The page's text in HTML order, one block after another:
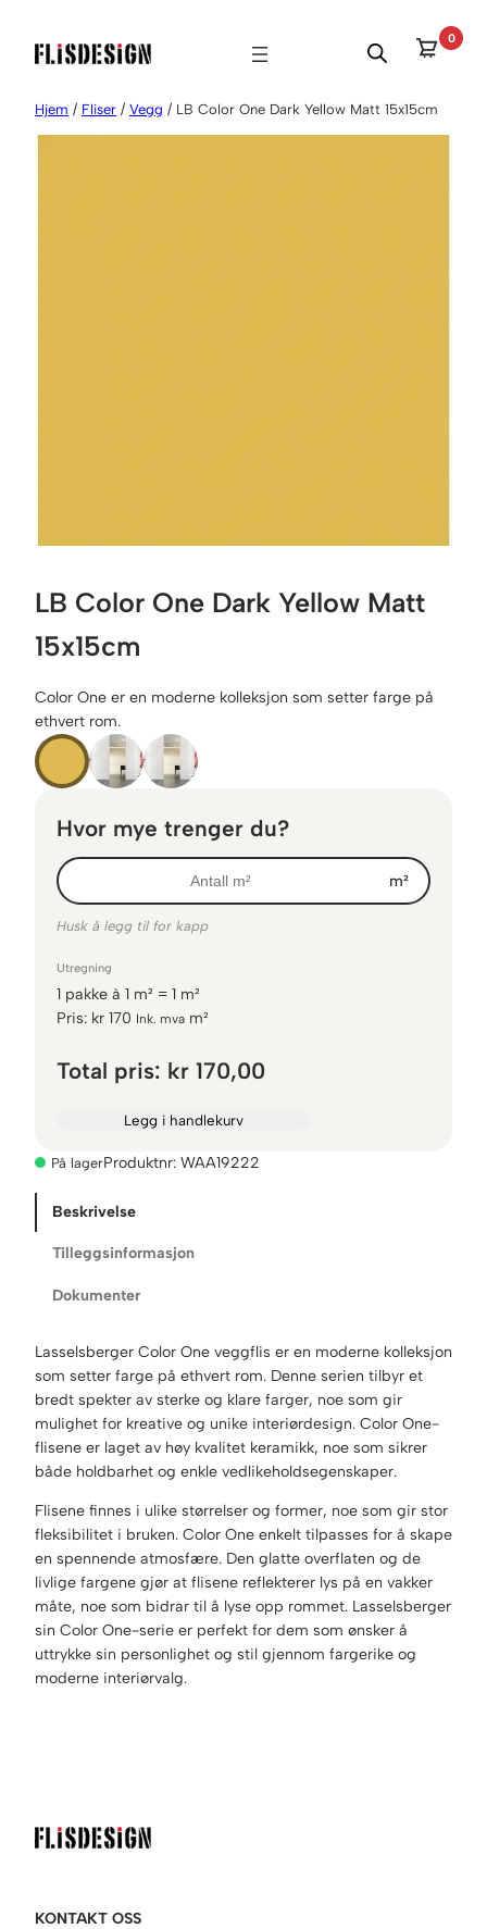
innhold
0
Hjem / Fliser / Vegg / LB Color One Dark Yellow Matt 15x15cm
LB Color One Dark Yellow Matt
15x15cm
Color One er en moderne kolleksjon som setter farge på
ethvert rom.
Hvor mye trenger du?
m²
Husk å legg til for kapp
Utregning
1 pakke à 1 m² = 1 m²
Pris: kr 170 Ink. mva m²
Total pris: kr 170,00
Legg i handlekurv
På lagerProduktnr: WAA19222
Beskrivelse
Tilleggsinformasjon
Dokumenter
Lasselsberger Color One veggflis er en moderne kolleksjon
som setter farge på ethvert rom. Denne serien tilbyr et
bredt spekter av sterke og klare farger, noe som gir
mulighet for kreative og unike interiørdesign. Color One-
flisene er laget av høy kvalitet keramikk, noe som sikrer
både holdbarhet og enkle vedlikeholdsegenskaper.
Flisene finnes i ulike størrelser og former, noe som gir stor
fleksibilitet i bruken. Color One enkelt tilpasses for å skape
en spennende atmosfære. Den glatte overflaten og de
livlige fargene gjør at flisene reflekterer lys på en vakker
måte, noe som bidrar til å lyse opp rommet. Lasselsberger
sin Color One-serie er perfekt for dem som ønsker å
uttrykke sin personlighet og stil gjennom fargerike og
moderne interiørvalg.
KONTAKT OSS